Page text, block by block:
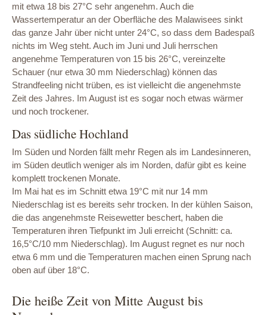
mit etwa 18 bis 27°C sehr angenehm. Auch die
Wassertemperatur an der Oberfläche des Malawisees sinkt
das ganze Jahr über nicht unter 24°C, so dass dem Badespaß
nichts im Weg steht. Auch im Juni und Juli herrschen
angenehme Temperaturen von 15 bis 26°C, vereinzelte
Schauer (nur etwa 30 mm Niederschlag) können das
Strandfeeling nicht trüben, es ist vielleicht die angenehmste
Zeit des Jahres. Im August ist es sogar noch etwas wärmer
und noch trockener.
Das südliche Hochland
Im Süden und Norden fällt mehr Regen als im Landesinneren,
im Süden deutlich weniger als im Norden, dafür gibt es keine
komplett trockenen Monate.
Im Mai hat es im Schnitt etwa 19°C mit nur 14 mm
Niederschlag ist es bereits sehr trocken. In der kühlen Saison,
die das angenehmste Reisewetter beschert, haben die
Temperaturen ihren Tiefpunkt im Juli erreicht (Schnitt: ca.
16,5°C/10 mm Niederschlag). Im August regnet es nur noch
etwa 6 mm und die Temperaturen machen einen Sprung nach
oben auf über 18°C.
Die heiße Zeit von Mitte August bis